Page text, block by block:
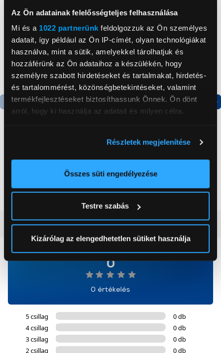
Az Ön adatainak felelősségteljes felhasználása
Mi és a 1022 partnerünk feldolgozzuk az Ön személyes
adatait, így például az Ön IP-címét, olyan technológiákat
használva, mint a sütik, amelyekkel tárolhatjuk és
hozzáférünk az Ön adataihoz a készülékén, hogy
személyre szabott hirdetéseket és tartalmakat, hirdetés-
és tartalommérést, közönségbetekintéseket, valamint
termékfejlesztéseket biztosíthassunk Önnek. Ön dönt
arról, hogy ki használja az adatait és milyen célra.
elhelyezkedéséről pár méteres pontossággal
Az Ön készülékén beazonosítása annak konkrét
módjairól és adja meg preferenciáit aRészletek
pontban. Bármikor módosíthatja vagy visszavonhatja a
Sütinyilatkozathoz való hozzájárulását.
okat használ, melyeket az Ön gépén tárol a rendszer. A
cookie-k személyazonosítására nem alkalmasak,
szolgáltatásaink biztosításához szükségesek. Az oldal
használatával Ön elfogadja a cookie-k használatát.
További információk:
Adatvédelem
Részletek megjelenítése
Összes süti engedélyezése
Testre szabás
Kizárólag az elengedhetetlen sütiket használja
Termék adatlap
by side hűtőszekrény
Termék adatlap
Alulfagyasztós
kombinált hűtőszekrény
Vásárlói vélemények(0)
0
0 értékelés
5 csillag
0 db
4 csillag
0 db
3 csillag
0 db
2 csillag
0 db